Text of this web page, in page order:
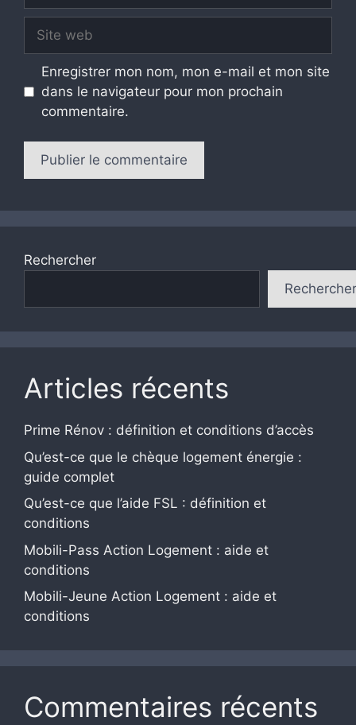
web
Enregistrer mon nom, mon e-mail et mon site
dans le navigateur pour mon prochain
commentaire.
Rechercher
Rechercher
Articles récents
Prime Rénov : définition et conditions d’accès
Qu’est-ce que le chèque logement énergie :
guide complet
Qu’est-ce que l’aide FSL : définition et
conditions
Mobili-Pass Action Logement : aide et
conditions
Mobili-Jeune Action Logement : aide et
conditions
Commentaires récents